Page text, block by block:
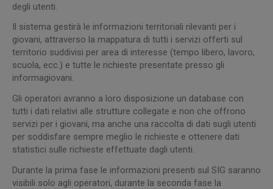
degli utenti.
Il sistema gestirà le informazioni territoriali rilevanti per i
giovani, attraverso la mappatura di tutti i servizi offerti sul
territorio suddivisi per area di interesse (tempo libero, lavoro,
scuola, ecc.) e tutte le richieste presentate presso gli
informagiovani.
Gli operatori avranno a loro disposizione un database con
tutti i dati relativi alle strutture collegate e non che offrono
servizi per i giovani, ma anche una raccolta di dati sugli utenti
per soddisfare sempre meglio le richieste e ottenere dati
statistici sulle richieste effettuate dagli utenti.
Durante la prima fase le informazioni presenti sul SIG saranno
visibili solo agli operatori, durante la seconda fase la